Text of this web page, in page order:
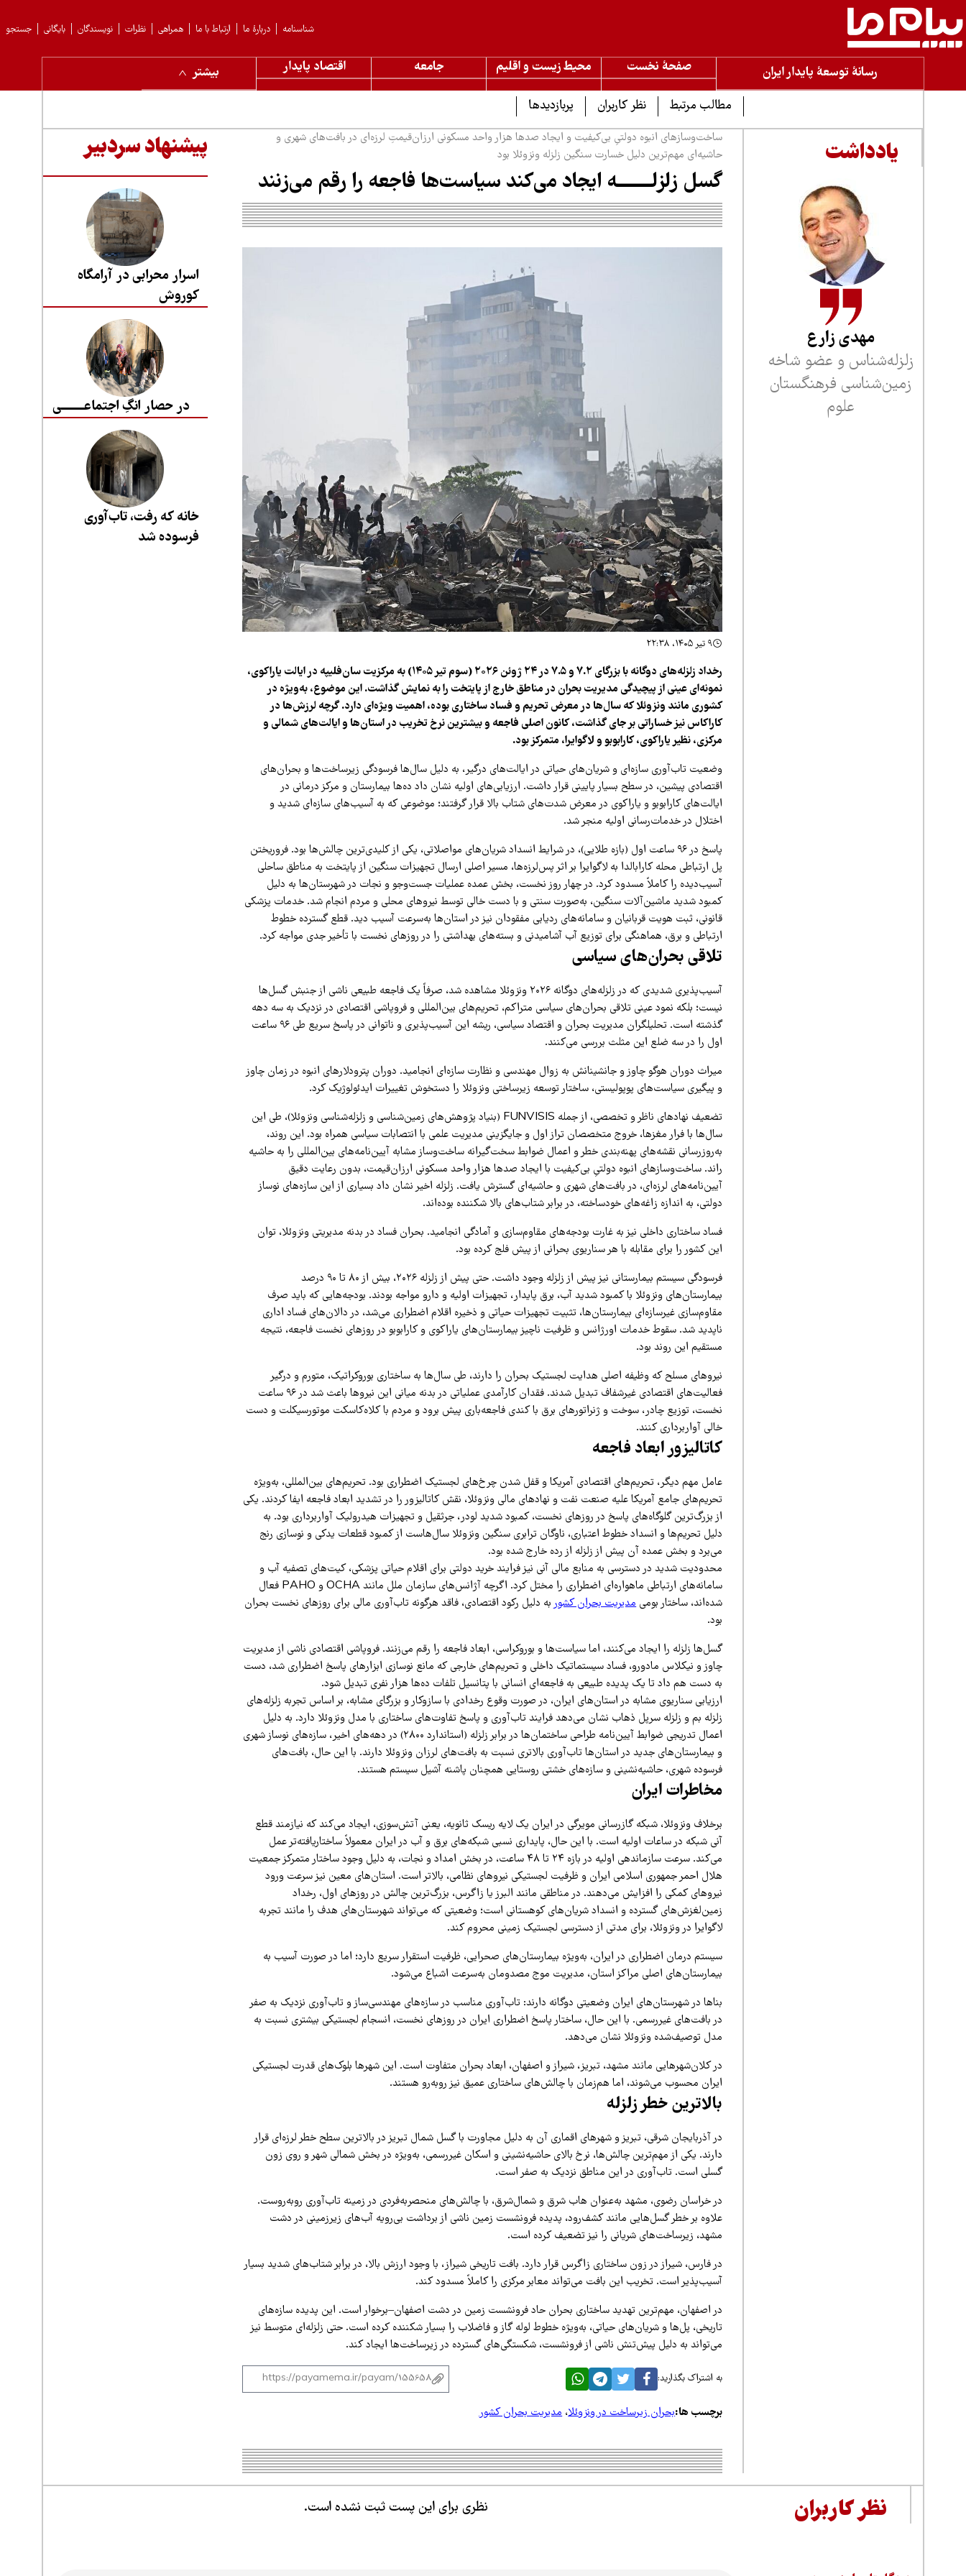
جستجو بایگانی نویسندگان نظرات همراهی ارتباط با ما دربارهٔ ما شناسنامه
رسانۀ توسعۀ پایدار ایران صفحۀ نخست محیط زیست و اقلیم جامعه اقتصاد پایدار
بیشتر
مطالب مرتبط
نظر کاربران پربازدیدها
یادداشت
مهدی زارع
زلزله‌شناس و عضو شاخه
زمین‌شناسی فرهنگستان
علوم
ساخت‌وسازهای انبوه دولتیِ بی‌کیفیت و ایجاد صدها هزار واحد مسکونی ارزان‌قیمتِ لرزه‌ای در بافت‌های شهری و
حاشیه‌ای مهم‌ترین دلیل خسارت سنگین زلزله ونزوئلا بود
گسل زلزلــــــــه ایجاد می‌کند سیاست‌ها فاجعه را رقم می‌زنند
۹ تیر ۱۴۰۵، ۲۲:۳۸
رخداد زلزله‌های دوگانه با بزرگای ۷.۲ و ۷.۵ در ۲۴ ژوئن ۲۰۲۶ (سوم تیر ۱۴۰۵) به مرکزیت سان‌فلیپه در ایالت یاراکوی،
نمونه‌ای عینی از پیچیدگی مدیریت بحران در مناطق خارج از پایتخت را به نمایش گذاشت. این موضوع، به‌ویژه در
کشوری مانند ونزوئلا که سال‌ها در معرض تحریم و فساد ساختاری بوده، اهمیت ویژه‌ای دارد. گرچه لرزش‌ها در
کاراکاس نیز خساراتی بر جای گذاشت، کانون اصلی فاجعه و بیشترین نرخ تخریب در استان‌ها و ایالت‌های شمالی و
مرکزی، نظیر یاراکوی، کارابوبو و لاگوایرا، متمرکز بود.
وضعیت تاب‌آوری سازه‌ای و شریان‌های حیاتی در ایالت‌های درگیر، به دلیل سال‌ها فرسودگی زیرساخت‌ها و بحران‌های
اقتصادی پیشین، در سطح بسیار پایینی قرار داشت. ارزیابی‌های اولیه نشان داد ده‌ها بیمارستان و مرکز درمانی در
ایالت‌های کارابوبو و یاراکوی در معرض شدت‌های شتاب بالا قرار گرفتند؛ موضوعی که به آسیب‌های سازه‌ای شدید و
اختلال در خدمات‌رسانی اولیه منجر شد.
پاسخ در ۹۶ ساعت اول (بازه طلایی)، در شرایط انسداد شریان‌های مواصلاتی، یکی از کلیدی‌ترین چالش‌ها بود. فروریختن
پل ارتباطی محله کارابالدا به لاگوایرا بر اثر پس‌لرزه‌ها، مسیر اصلی ارسال تجهیزات سنگین از پایتخت به مناطق ساحلی
آسیب‌دیده را کاملاً مسدود کرد. در چهار روز نخست، بخش عمده عملیات جست‌وجو و نجات در شهرستان‌ها به دلیل
کمبود شدید ماشین‌آلات سنگین، به‌صورت سنتی و با دست خالی توسط نیروهای محلی و مردم انجام شد. خدمات پزشکی
قانونی، ثبت هویت قربانیان و سامانه‌های ردیابی مفقودان نیز در استان‌ها به‌سرعت آسیب دید. قطع گسترده خطوط
ارتباطی و برق، هماهنگی برای توزیع آب آشامیدنی و بسته‌های بهداشتی را در روزهای نخست با تأخیر جدی مواجه کرد.
تلاقی بحران‌های سیاسی
آسیب‌پذیری شدیدی که در زلزله‌های دوگانه ۲۰۲۶ ونزوئلا مشاهده شد، صرفاً یک فاجعه طبیعی ناشی از جنبش گسل‌ها
نیست؛ بلکه نمود عینی تلاقی بحران‌های سیاسی متراکم، تحریم‌های بین‌المللی و فروپاشی اقتصادی در نزدیک به سه دهه
گذشته است. تحلیلگران مدیریت بحران و اقتصاد سیاسی، ریشه این آسیب‌پذیری و ناتوانی در پاسخ سریع طی ۹۶ ساعت
اول را در سه ضلع این مثلث بررسی می‌کنند.
میراث دوران هوگو چاوز و جانشینانش به زوال مهندسی و نظارت سازه‌ای انجامید. دوران پترودلارهای انبوه در زمان چاوز
و پیگیری سیاست‌های پوپولیستی، ساختار توسعه زیرساختی ونزوئلا را دستخوش تغییرات ایدئولوژیک کرد.
تضعیف نهادهای ناظر و تخصصی، از جمله FUNVISIS (بنیاد پژوهش‌های زمین‌شناسی و زلزله‌شناسی ونزوئلا)، طی این
سال‌ها با فرار مغزها، خروج متخصصان تراز اول و جایگزینی مدیریت علمی با انتصابات سیاسی همراه بود. این روند،
به‌روزرسانی نقشه‌های پهنه‌بندی خطر و اعمال ضوابط سخت‌گیرانه ساخت‌وساز مشابه آیین‌نامه‌های بین‌المللی را به حاشیه
راند. ساخت‌وسازهای انبوه دولتیِ بی‌کیفیت با ایجاد صدها هزار واحد مسکونی ارزان‌قیمت، بدون رعایت دقیق
آیین‌نامه‌های لرزه‌ای، در بافت‌های شهری و حاشیه‌ای گسترش یافت. زلزله اخیر نشان داد بسیاری از این سازه‌های نوساز
دولتی، به اندازه زاغه‌های خودساخته، در برابر شتاب‌های بالا شکننده بوده‌اند.
فساد ساختاری داخلی نیز به غارت بودجه‌های مقاوم‌سازی و آمادگی انجامید. بحران فساد در بدنه مدیریتی ونزوئلا، توان
این کشور را برای مقابله با هر سناریوی بحرانی از پیش فلج کرده بود.
فرسودگی سیستم بیمارستانی نیز پیش از زلزله وجود داشت. حتی پیش از زلزله ۲۰۲۶، بیش از ۸۰ تا ۹۰ درصد
بیمارستان‌های ونزوئلا با کمبود شدید آب، برق پایدار، تجهیزات اولیه و دارو مواجه بودند. بودجه‌هایی که باید صرف
مقاوم‌سازی غیرسازه‌ای بیمارستان‌ها، تثبیت تجهیزات حیاتی و ذخیره اقلام اضطراری می‌شد، در دالان‌های فساد اداری
ناپدید شد. سقوط خدمات اورژانس و ظرفیت ناچیز بیمارستان‌های یاراکوی و کارابوبو در روزهای نخست فاجعه، نتیجه
مستقیم این روند بود.
نیروهای مسلح که وظیفه اصلی هدایت لجستیک بحران را دارند، طی سال‌ها به ساختاری بوروکراتیک، متورم و درگیر
فعالیت‌های اقتصادی غیرشفاف تبدیل شدند. فقدان کارآمدی عملیاتی در بدنه میانی این نیروها باعث شد در ۹۶ ساعت
نخست، توزیع چادر، سوخت و ژنراتورهای برق با کندی فاجعه‌باری پیش برود و مردم با کلاه‌کاسکت موتورسیکلت و دست
خالی آواربرداری کنند.
کاتالیزور ابعاد فاجعه
عامل مهم دیگر، تحریم‌های اقتصادی آمریکا و قفل شدن چرخ‌های لجستیک اضطراری بود. تحریم‌های بین‌المللی، به‌ویژه
تحریم‌های جامع آمریکا علیه صنعت نفت و نهادهای مالی ونزوئلا، نقش کاتالیزور را در تشدید ابعاد فاجعه ایفا کردند. یکی
از بزرگ‌ترین گلوگاه‌های پاسخ در روزهای نخست، کمبود شدید لودر، جرثقیل و تجهیزات هیدرولیک آواربرداری بود. به
دلیل تحریم‌ها و انسداد خطوط اعتباری، ناوگان ترابری سنگین ونزوئلا سال‌هاست از کمبود قطعات یدکی و نوسازی رنج
می‌برد و بخش عمده آن پیش از زلزله از رده خارج شده بود.
محدودیت شدید در دسترسی به منابع مالی آنی نیز فرایند خرید دولتی برای اقلام حیاتی پزشکی، کیت‌های تصفیه آب و
سامانه‌های ارتباطی ماهواره‌ای اضطراری را مختل کرد. اگرچه آژانس‌های سازمان ملل مانند OCHA و PAHO فعال
شده‌اند، ساختار بومیمدیریت بحران کشوربه دلیل رکود اقتصادی، فاقد هرگونه تاب‌آوری مالی برای روزهای نخست بحران
بود.
گسل‌ها زلزله را ایجاد می‌کنند، اما سیاست‌ها و بوروکراسی، ابعاد فاجعه را رقم می‌زنند. فروپاشی اقتصادی ناشی از مدیریت
چاوز و نیکلاس مادورو، فساد سیستماتیک داخلی و تحریم‌های خارجی که مانع نوسازی ابزارهای پاسخ اضطراری شد، دست
به دست هم داد تا یک پدیده طبیعی به فاجعه‌ای انسانی با پتانسیل تلفات ده‌ها هزار نفری تبدیل شود.
ارزیابی سناریوی مشابه در استان‌های ایران، در صورت وقوع رخدادی با سازوکار و بزرگای مشابه، بر اساس تجربه زلزله‌های
زلزله بم و زلزله سرپل ذهاب نشان می‌دهد فرایند تاب‌آوری و پاسخ تفاوت‌های ساختاری با مدل ونزوئلا دارد. به دلیل
اعمال تدریجی ضوابط آیین‌نامه طراحی ساختمان‌ها در برابر زلزله (استاندارد ۲۸۰۰) در دهه‌های اخیر، سازه‌های نوساز شهری
و بیمارستان‌های جدید در استان‌ها تاب‌آوری بالاتری نسبت به بافت‌های لرزان ونزوئلا دارند. با این حال، بافت‌های
فرسوده شهری، حاشیه‌نشینی و سازه‌های خشتی روستایی همچنان پاشنه آشیل سیستم هستند.
مخاطرات ایران
برخلاف ونزوئلا، شبکه گازرسانی مویرگی در ایران یک لایه ریسک ثانویه، یعنی آتش‌سوزی، ایجاد می‌کند که نیازمند قطع
آنی شبکه در ساعات اولیه است. با این حال، پایداری نسبی شبکه‌های برق و آب در ایران معمولاً ساختاریافته‌تر عمل
می‌کند. سرعت سازماندهی اولیه در بازه ۲۴ تا ۴۸ ساعت، در بخش امداد و نجات، به دلیل وجود ساختار متمرکز جمعیت
هلال احمر جمهوری اسلامی ایران و ظرفیت لجستیکی نیروهای نظامی، بالاتر است. استان‌های معین نیز سرعت ورود
نیروهای کمکی را افزایش می‌دهند. در مناطقی مانند البرز یا زاگرس، بزرگ‌ترین چالش در روزهای اول، رخداد
زمین‌لغزش‌های گسترده و انسداد شریان‌های کوهستانی است؛ وضعیتی که می‌تواند شهرستان‌های هدف را مانند تجربه
لاگوایرا در ونزوئلا، برای مدتی از دسترسی لجستیک زمینی محروم کند.
سیستم درمان اضطراری در ایران، به‌ویژه بیمارستان‌های صحرایی، ظرفیت استقرار سریع دارد؛ اما در صورت آسیب به
بیمارستان‌های اصلی مراکز استان، مدیریت موج مصدومان به‌سرعت اشباع می‌شود.
بناها در شهرستان‌های ایران وضعیتی دوگانه دارند: تاب‌آوری مناسب در سازه‌های مهندسی‌ساز و تاب‌آوری نزدیک به صفر
در بافت‌های غیررسمی. با این حال، ساختار پاسخ اضطراری ایران در روزهای نخست، انسجام لجستیکی بیشتری نسبت به
مدل توصیف‌شده ونزوئلا نشان می‌دهد.
در کلان‌شهرهایی مانند مشهد، تبریز، شیراز و اصفهان، ابعاد بحران متفاوت است. این شهرها بلوک‌های قدرت لجستیکی
ایران محسوب می‌شوند، اما هم‌زمان با چالش‌های ساختاری عمیق نیز روبه‌رو هستند.
بالاترین خطر زلزله
در آذربایجان شرقی، تبریز و شهرهای اقماری آن به دلیل مجاورت با گسل شمال تبریز در بالاترین سطح خطر لرزه‌ای قرار
دارند. یکی از مهم‌ترین چالش‌ها، نرخ بالای حاشیه‌نشینی و اسکان غیررسمی، به‌ویژه در بخش شمالی شهر و روی زون
گسلی است. تاب‌آوری در این مناطق نزدیک به صفر است.
در خراسان رضوی، مشهد به‌عنوان هاب شرق و شمال‌شرق، با چالش‌های منحصربه‌فردی در زمینه تاب‌آوری روبه‌روست.
علاوه بر خطر گسل‌هایی مانند کشف‌رود، پدیده فرونشست زمین ناشی از برداشت بی‌رویه آب‌های زیرزمینی در دشت
مشهد، زیرساخت‌های شریانی را نیز تضعیف کرده است.
در فارس، شیراز در زون ساختاری زاگرس قرار دارد. بافت تاریخی شیراز، با وجود ارزش بالا، در برابر شتاب‌های شدید بسیار
آسیب‌پذیر است. تخریب این بافت می‌تواند معابر مرکزی را کاملاً مسدود کند.
در اصفهان، مهم‌ترین تهدید ساختاری بحران حاد فرونشست زمین در دشت اصفهان–برخوار است. این پدیده سازه‌های
تاریخی، پل‌ها و شریان‌های حیاتی، به‌ویژه خطوط لوله گاز و فاضلاب را بسیار شکننده کرده است. حتی زلزله‌ای متوسط نیز
می‌تواند به دلیل پیش‌تنش ناشی از فرونشست، شکستگی‌های گسترده در زیرساخت‌ها ایجاد کند.
به اشتراک بگذارید:
برچسب ها:بحران زیرساخت در ونزوئلا،مدیریت بحران کشور
پیشنهاد سردبیر
اسرار محرابی در آرامگاه
کوروش
در حصار انگِ اجتماعــــــــی
خانه که رفت، تاب‌آوری
فرسوده شد
نظر کاربران نظری برای این پست ثبت نشده است.